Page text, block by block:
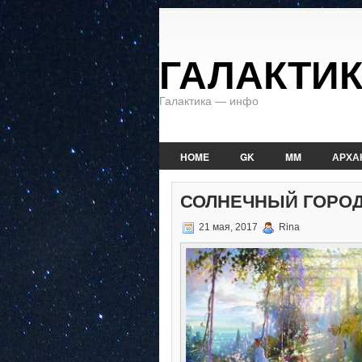
Галактика — инфо
HOME GK MM
СОЛНЕЧНЫЙ
21 мая, 2017 Rina